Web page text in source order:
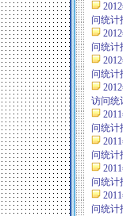
问统计
问统计
问统计
访问统
问统计
问统计
问统计
问统计